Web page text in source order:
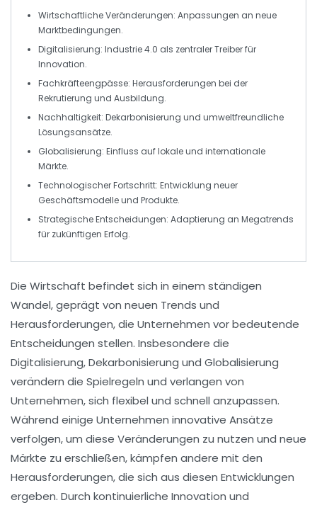
Wirtschaftliche Veränderungen: Anpassungen an neue
Marktbedingungen.
Digitalisierung: Industrie 4.0 als zentralerTreiberfür
Innovation.
Fachkräfteengpässe: Herausforderungen bei der
Rekrutierung und Ausbildung.
Nachhaltigkeit: Dekarbonisierung und umweltfreundliche
Lösungsansätze.
Globalisierung: Einfluss auf lokale und internationale
Märkte.
Technologischer Fortschritt: Entwicklung neuer
Geschäftsmodelleund Produkte.
Strategische Entscheidungen: Adaptierung an Megatrends
für zukünftigen Erfolg.
Die Wirtschaft befindet sich in einem ständigen
Wandel, geprägt von neuen Trends und
Herausforderungen, die Unternehmen vor bedeutende
Entscheidungen stellen. Insbesondere die
Digitalisierung,Dekarbonisierung und Globalisierung
verändern die Spielregeln und verlangen von
Unternehmen, sich flexibel und schnell anzupassen.
Während einige Unternehmen innovative Ansätze
verfolgen, um diese Veränderungen zu nutzen und neue
Märkte zu erschließen, kämpfen andere mit den
Herausforderungen, die sich aus diesen Entwicklungen
ergeben. Durch kontinuierliche Innovation und